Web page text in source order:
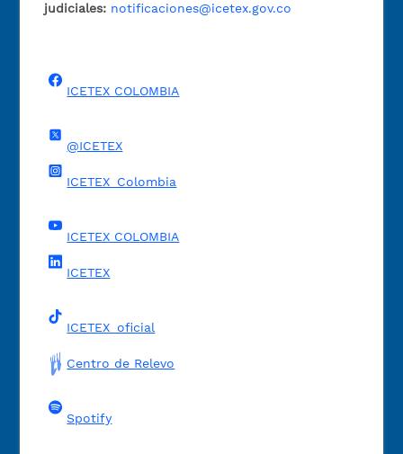
judiciales: notificaciones@icetex.gov.co
ICETEX COLOMBIA
@ICETEX
ICETEX_Colombia
ICETEX COLOMBIA
ICETEX
ICETEX_oficial
Centro de Relevo
Spotify